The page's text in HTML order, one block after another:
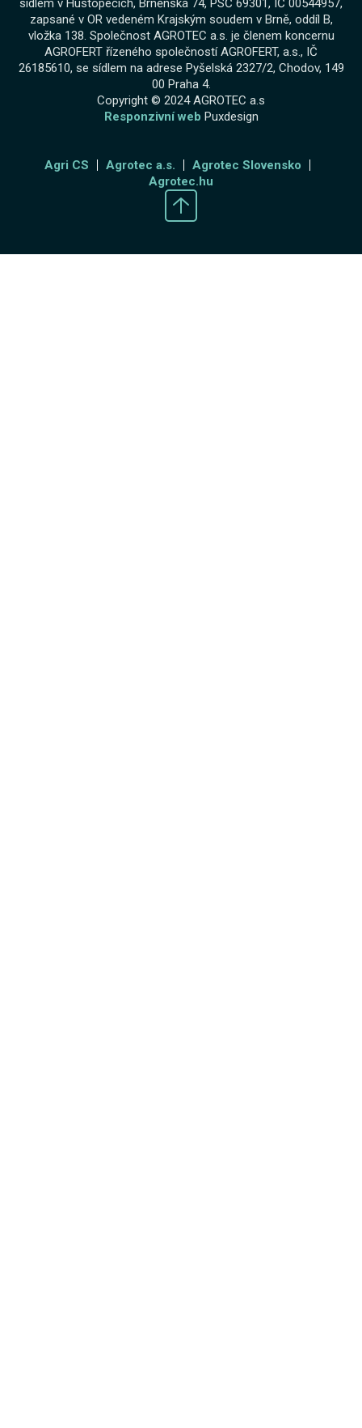
sídlem v Hustopečích, Brněnská 74, PSČ 69301, IČ 00544957,
zapsané v OR vedeném Krajským soudem v Brně, oddíl B,
vložka 138. Společnost AGROTEC a.s. je členem koncernu
AGROFERT řízeného společností AGROFERT, a.s., IČ
26185610, se sídlem na adrese Pyšelská 2327/2, Chodov, 149
00 Praha 4.
Copyright © 2024 AGROTEC a.s
Responzivní web Puxdesign
Agri CS Agrotec a.s.
Agrotec Slovensko
Agrotec.hu